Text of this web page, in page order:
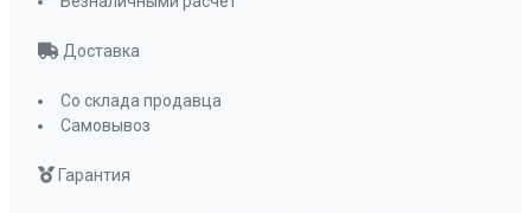
Мощность освещения, Вт
Количество ламп освещения
Угольный фильтр
Доставка
Со склада продавца
Самовывоз
Гарантия